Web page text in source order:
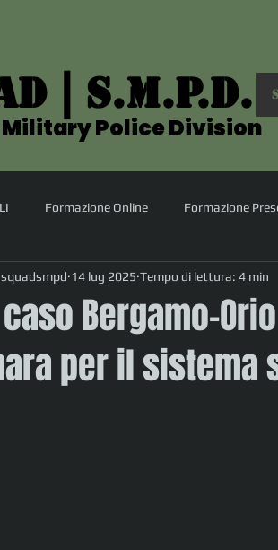
| S.M.P.D.
| S.M.P.D.
Police Division
Police Division
Formazione Online Formazione
Bergamo-
per il sistema
squadsmpd 14 lug 2025 Tempo di lettura: 4 min